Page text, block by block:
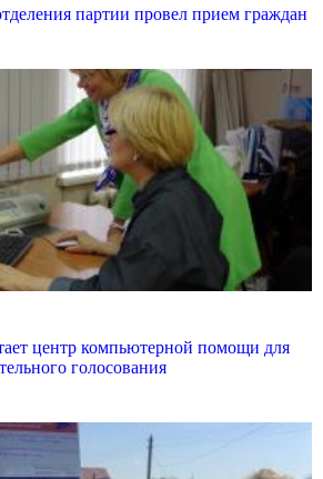
партии провел прием граждан
центр компьютерной помощи для
голосования